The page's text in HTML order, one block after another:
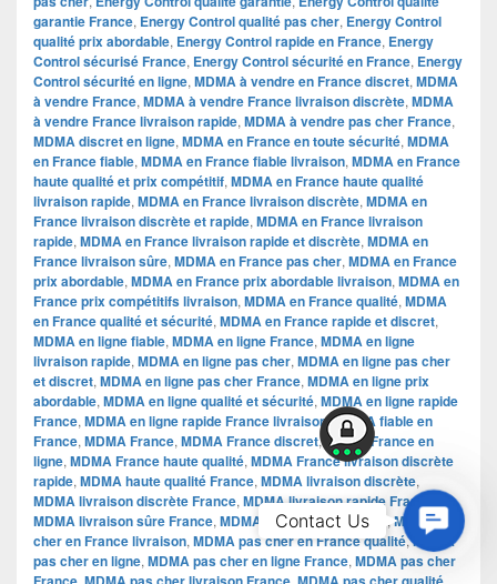
garantie France, Energy Control qualité pas cher, Energy Control
qualité prix abordable, Energy Control rapide en France, Energy
Control sécurisé France, Energy Control sécurité en France, Energy
Control sécurité en ligne, MDMA à vendre en France discret, MDMA
à vendre France, MDMA à vendre France livraison discrète, MDMA
à vendre France livraison rapide, MDMA à vendre pas cher France,
MDMA discret en ligne, MDMA en France en toute sécurité, MDMA
en France fiable, MDMA en France fiable livraison, MDMA en France
haute qualité et prix compétitif, MDMA en France haute qualité
livraison rapide, MDMA en France livraison discrète, MDMA en
France livraison discrète et rapide, MDMA en France livraison
rapide, MDMA en France livraison rapide et discrète, MDMA en
France livraison sûre, MDMA en France pas cher, MDMA en France
prix abordable, MDMA en France prix abordable livraison, MDMA en
France prix compétitifs livraison, MDMA en France qualité, MDMA
en France qualité et sécurité, MDMA en France rapide et discret,
MDMA en ligne fiable, MDMA en ligne France, MDMA en ligne
livraison rapide, MDMA en ligne pas cher, MDMA en ligne pas cher
et discret, MDMA en ligne pas cher France, MDMA en ligne prix
abordable, MDMA en ligne qualité et sécurité, MDMA en ligne rapide
France, MDMA en ligne rapide France livraison,MDMA fiable en
France, MDMA France, MDMA France discret, MDMA France en
ligne, MDMA France haute qualité, MDMA France livraison discrète
rapide, MDMA haute qualité France, MDMA livraison discrète,
MDMA livraison discrète France, MDMA livraison rapide France
MDMA livraison sûre France, MDMA pas cher en France, MDMA pas
cher en France livraison, MDMA pas cher en France qualité,MDMA
pas cher en ligne, MDMA pas cher en ligne France, MDMA pas cher
Us
Contact Us